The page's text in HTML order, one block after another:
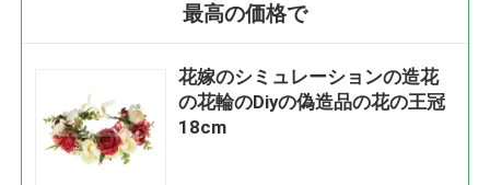
最高の価格で
花嫁のシミュレーションの造花
の花輪のDiyの偽造品の花の王冠
18cm